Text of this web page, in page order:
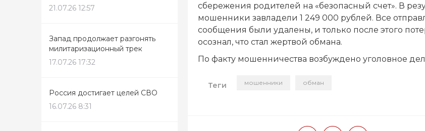
21.07.26 12:57
Запад продолжает разгонять
милитаризационный трек
17.07.26 17:32
Россия достигает целей СВО
16.07.26 8:31
сбережения родителей на «безопасный счет». В
мошенники завладели 1 249 000 рублей. Все
сообщения были удалены, и только после этого
осознал, что стал жертвой обмана.
По факту мошенничества возбуждено уголовное
Теги мошенники обман